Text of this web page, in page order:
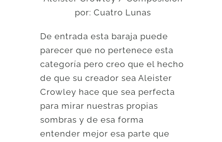
por: Cuatro Lunas
De entrada esta baraja puede
parecer que no pertenece esta
categoría pero creo que el hecho
de que su creador sea Aleister
Crowley hace que sea perfecta
para mirar nuestras propias
sombras y de esa forma
entender mejor esa parte que